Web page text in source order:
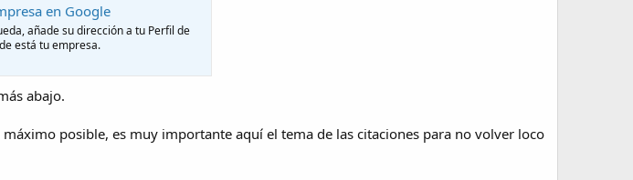
en Google
añade su dirección a tu Perfil de
está tu empresa.
abajo.
posible, es muy importante aquí el tema de las citaciones para no volver loco